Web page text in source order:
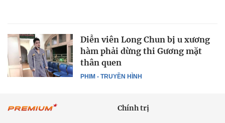
PHIM - TRUYỀN HÌNH
Diễn viên Long Chun bị u xương
hàm phải dừng thi Gương mặt
thân quen
Chính trị